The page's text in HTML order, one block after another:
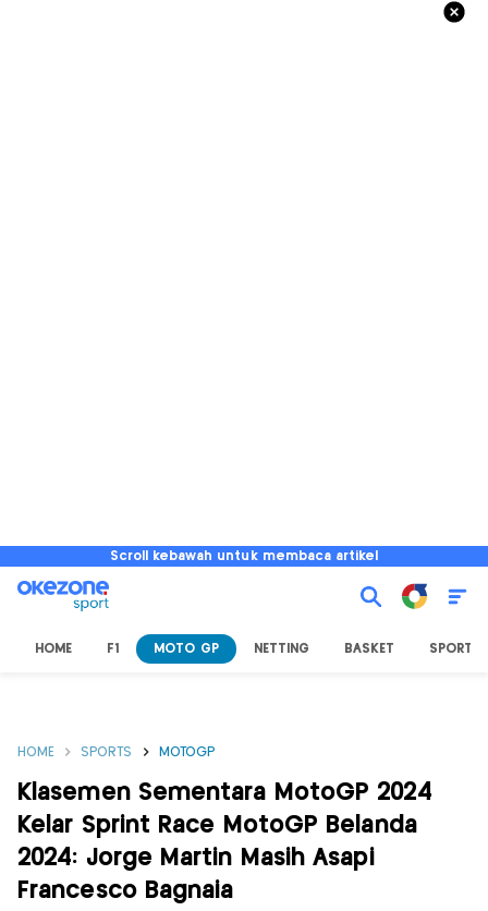
Scroll kebawah untuk membaca artikel
HOME F1 MOTO GP NETTING BASKET SPORT
HOME SPORTS MOTOGP
Klasemen Sementara MotoGP 2024
Kelar Sprint Race MotoGP Belanda
2024: Jorge Martin Masih Asapi
Francesco Bagnaia